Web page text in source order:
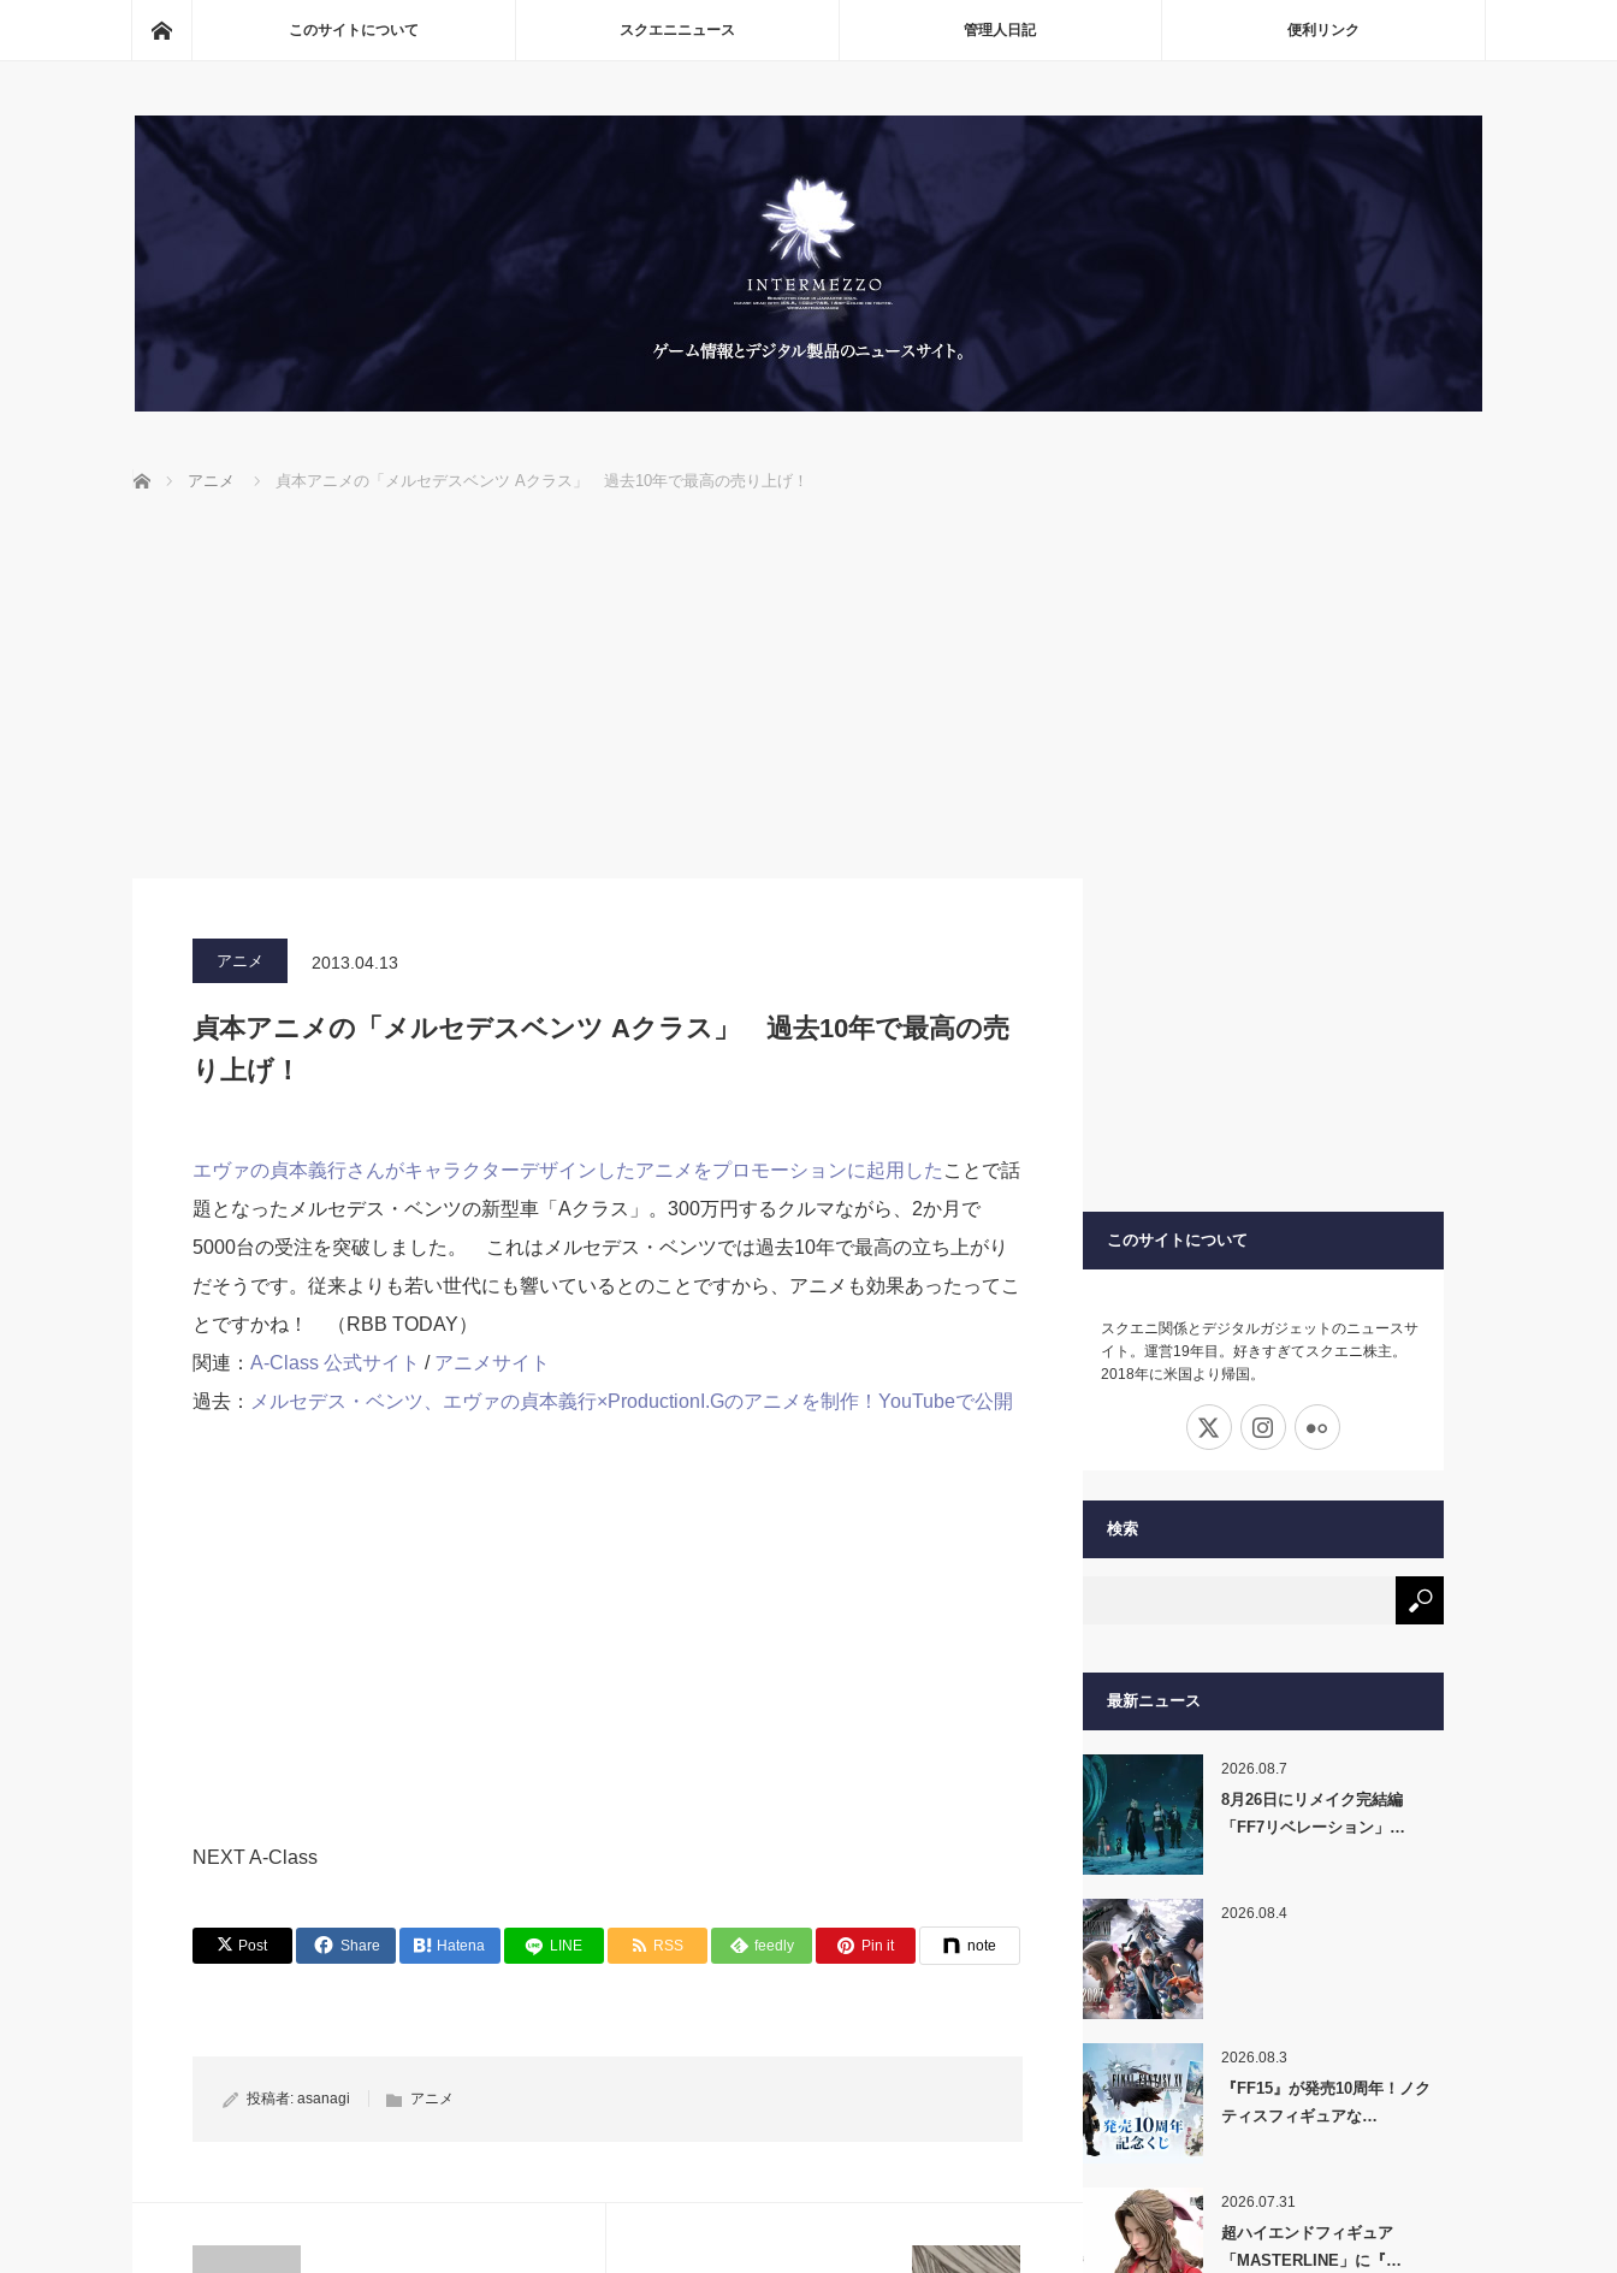
このサイトについて スクエニニュース 管理人日記 便利リンク
ホーム アニメ 貞本アニメの「メルセデスベンツ Aクラス」 過去10年で最高の売り上げ！
アニメ 2013.04.13
貞本アニメの「メルセデスベンツ Aクラス」 過去10年で最高の売
り上げ！
エヴァの貞本義行さんがキャラクターデザインしたアニメをプロモーションに起用した ことで話
題となったメルセデス・ベンツの新型車「Aクラス」。300万円するクルマながら、2か月で
5000台の受注を突破しました。 これはメルセデス・ベンツでは過去10年で最高の立ち上がり
だそうです。従来よりも若い世代にも響いているとのことですから、アニメも効果あったってこ
とですかね！ （RBB TODAY）
関連： A-Class 公式サイト / アニメサイト
過去：
メルセデス・ベンツ、エヴァの貞本義行×ProductionI.Gのアニメを制作！YouTubeで公開
NEXT A-Class
Post Share Hatena LINE RSS feedly Pin it note
投稿者: asanagi アニメ
このサイトについて
スクエニ関係とデジタルガジェットのニュースサ
イト。運営19年目。好きすぎてスクエニ株主。
2018年に米国より帰国。
Instagram
検索
最新ニュース
2026.08.7
8月26日にリメイク完結編
「FF7リベレーション」…
2026.08.4
2026.08.3
『FF15』が発売10周年！ノク
ティスフィギュアな…
2026.07.31
超ハイエンドフィギュア
「MASTERLINE」に『…